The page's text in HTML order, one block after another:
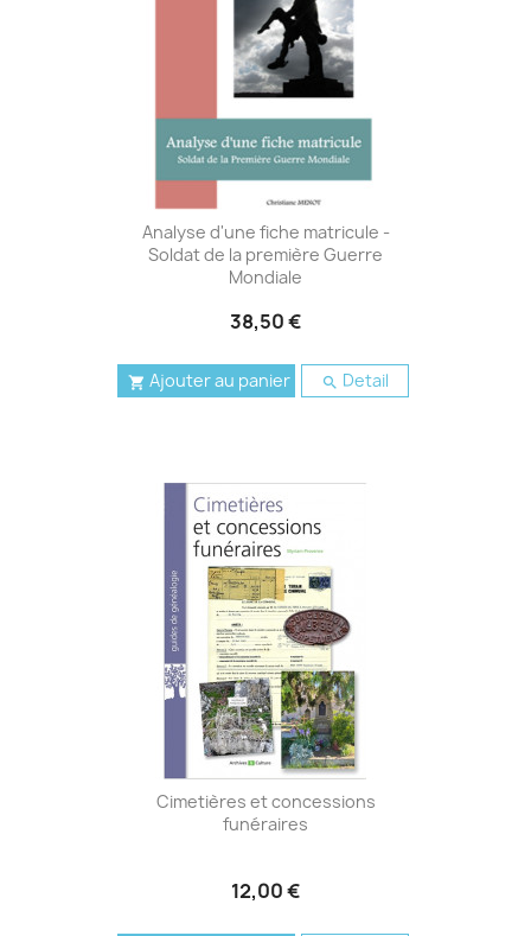
Analyse d'une fiche matricule -
Soldat de la première Guerre
Mondiale
38,50 €
 Ajouter au panier  Detail
Cimetières et concessions
funéraires
12,00 €